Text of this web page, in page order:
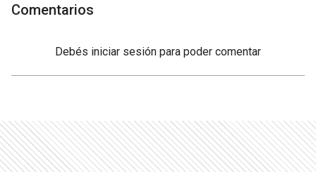
Comentarios
Debés iniciar sesión para poder comentar